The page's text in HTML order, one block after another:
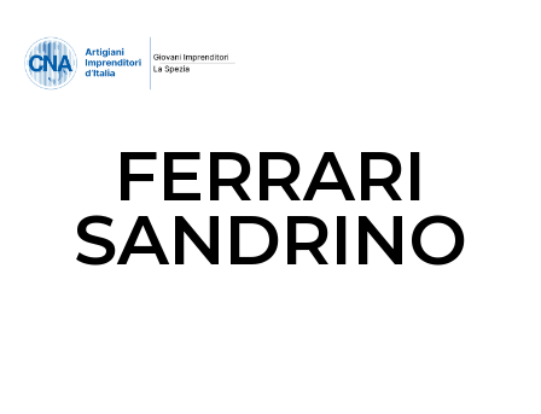
FERRARI
SANDRINO